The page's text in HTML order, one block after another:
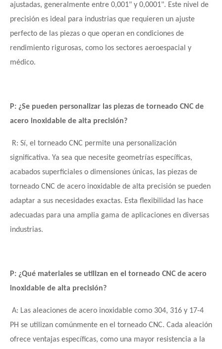
ajustadas, generalmente entre 0,001" y 0,0001". Este nivel de
precisión es ideal para industrias que requieren un ajuste
perfecto de las piezas o que operan en condiciones de
rendimiento rigurosas, como los sectores aeroespacial y
médico.
P: ¿Se pueden personalizar las piezas de torneado CNC de
acero inoxidable de alta precisión?
R: Sí, el torneado CNC permite una personalización
significativa. Ya sea que necesite geometrías específicas,
acabados superficiales o dimensiones únicas, las piezas de
torneado CNC de acero inoxidable de alta precisión se pueden
adaptar a sus necesidades exactas. Esta flexibilidad las hace
adecuadas para una amplia gama de aplicaciones en diversas
industrias.
P: ¿Qué materiales se utilizan en el torneado CNC de acero
inoxidable de alta precisión?
A: Las aleaciones de acero inoxidable como 304, 316 y 17-4
PH se utilizan comúnmente en el torneado CNC. Cada aleación
ofrece ventajas específicas, como una mayor resistencia a la